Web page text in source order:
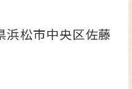
浜松市中央区佐藤